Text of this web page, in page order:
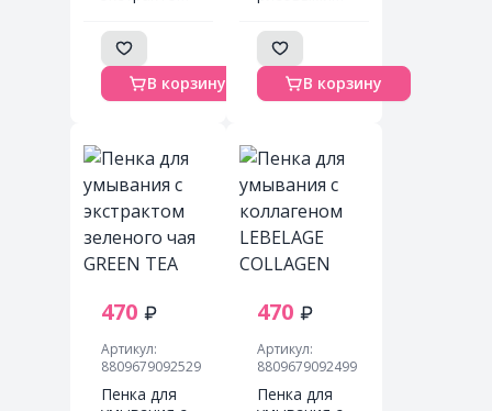
Lebelage
Aloe
Cleansing
Foam, 100
мл
В корзину
Lebelage
Cleansing
Foam Rice
100мл.В корзину
470
Артикул:
8809679092529
Пенка для
470
Артикул:
8809679092499
Пенка для